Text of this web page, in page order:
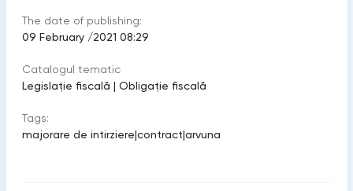
The date of publishing:
09 February /2021 08:29
Catalogul tematic
Legislație fiscală | Obligație fiscală
Tags:
majorare de intirziere|contract|arvuna